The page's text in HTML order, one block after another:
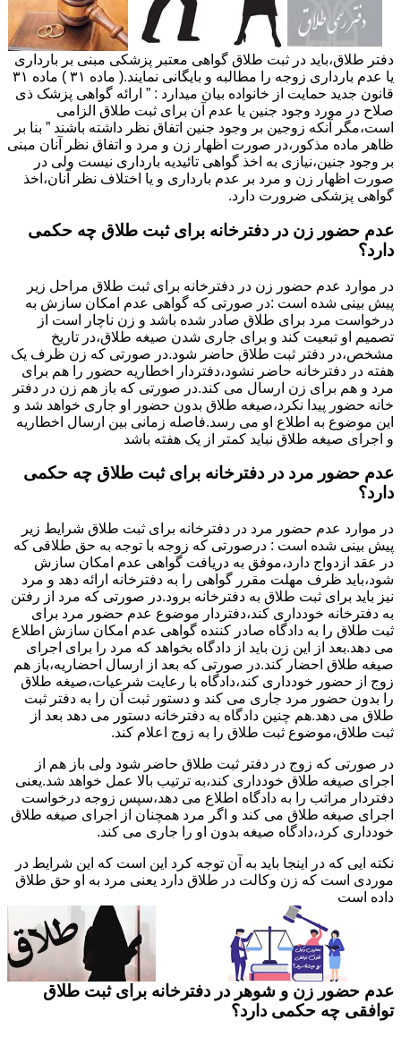
دفتر طلاق،باید در ثبت طلاق گواهی معتبر پزشکی مبنی بر بارداری
یا عدم بارداری زوجه را مطالبه و بایگانی نمایند.( ماده ۳۱ ) ماده ۳۱
قانون جدید حمایت از خانواده بیان میدارد : ” ارائه گواهی پزشک ذی
صلاح در مورد وجود جنین یا عدم آن برای ثبت طلاق الزامی
است،مگر آنکه زوجین بر وجود جنین اتفاق نظر داشته باشند ” بنا بر
ظاهر ماده مذکور،در صورت اظهار زن و مرد و اتفاق نظر آنان مبنی
بر وجود جنین،نیازی به اخذ گواهی تائیدیه بارداری نیست ولی در
صورت اظهار زن و مرد بر عدم بارداری و یا اختلاف نظر آنان،اخذ
گواهی پزشکی ضرورت دارد.
عدم حضور زن در دفترخانه برای ثبت طلاق چه حکمی
دارد؟
در موارد عدم حضور زن در دفترخانه برای ثبت طلاق مراحل زیر
پیش بینی شده است :در صورتی که گواهی عدم امکان سازش به
درخواست مرد برای طلاق صادر شده باشد و زن ناچار است از
تصمیم او تبعیت کند و برای جاری شدن صیغه طلاق،در تاریخ
مشخص،در دفتر ثبت طلاق حاضر شود.در صورتی که زن ظرف یک
هفته در دفترخانه حاضر نشود،دفتردار اخطاریه حضور را هم برای
مرد و هم برای زن ارسال می کند.در صورتی که باز هم زن در دفتر
خانه حضور پیدا نکرد،صیغه طلاق بدون حضور او جاری خواهد شد و
این موضوع به اطلاع او می رسد.فاصله زمانی بین ارسال اخطاریه
و اجرای صیغه طلاق نباید کمتر از یک هفته باشد
عدم حضور مرد در دفترخانه برای ثبت طلاق چه حکمی
دارد؟
در موارد عدم حضور مرد در دفترخانه برای ثبت طلاق شرایط زیر
پیش بینی شده است : درصورتی که زوجه با توجه به حق طلاقی که
در عقد ازدواج دارد،موفق به دریافت گواهی عدم امکان سازش
شود،باید ظرف مهلت مقرر گواهی را به دفترخانه ارائه دهد و مرد
نیز باید برای ثبت طلاق به دفترخانه برود.در صورتی که مرد از رفتن
به دفترخانه خودداری کند،دفتردار موضوع عدم حضور مرد برای
ثبت طلاق را به دادگاه صادر کننده گواهی عدم امکان سازش اطلاع
می دهد.بعد از این زن باید از دادگاه بخواهد که مرد را برای اجرای
صیغه طلاق احضار کند.در صورتی که بعد از ارسال احضاریه،باز هم
زوج از حضور خودداری کند،دادگاه با رعایت شرعیات،صیغه طلاق
را بدون حضور مرد جاری می کند و دستور ثبت آن را به دفتر ثبت
طلاق می دهد.هم چنین دادگاه به دفترخانه دستور می دهد بعد از
ثبت طلاق،موضوع ثبت طلاق را به زوج اعلام کند.
در صورتی که زوج در دفتر ثبت طلاق حاضر شود ولی باز هم از
اجرای صیغه طلاق خودداری کند،به ترتیب بالا عمل خواهد شد.یعنی
دفتردار مراتب را به دادگاه اطلاع می دهد،سپس زوجه درخواست
اجرای صیغه طلاق می کند و اگر مرد همچنان از اجرای صیغه طلاق
خودداری کرد،دادگاه صیغه بدون او را جاری می کند.
نکته ایی که در اینجا باید به آن توجه کرد این است که این شرایط در
موردی است که زن وکالت در طلاق دارد یعنی مرد به او حق طلاق
داده است
عدم حضور زن و شوهر در دفترخانه برای ثبت طلاق
توافقی چه حکمی دارد؟